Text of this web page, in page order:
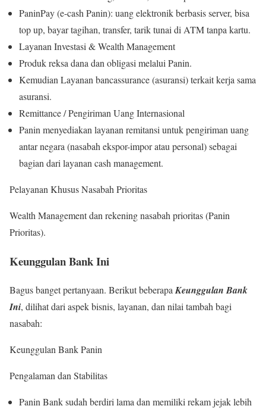
PaninPay (e-cash Panin): uang elektronik berbasis server, bisa
top up, bayar tagihan, transfer, tarik tunai di ATM tanpa kartu.
Layanan Investasi & Wealth Management
Produk reksa dana dan obligasi melalui Panin.
Kemudian Layanan bancassurance (asuransi) terkait kerja sama
asuransi.
Remittance / Pengiriman Uang Internasional
Panin menyediakan layanan remitansi untuk pengiriman uang
antar negara (nasabah ekspor-impor atau personal) sebagai
bagian dari layanan cash management.
Pelayanan Khusus Nasabah Prioritas
Wealth Management dan rekening nasabah prioritas (Panin
Prioritas).
Keunggulan Bank Ini
Bagus banget pertanyaan. Berikut beberapaKeunggulan Bank
Ini, dilihat dari aspek bisnis, layanan, dan nilai tambah bagi
nasabah:
Keunggulan Bank Panin
Pengalaman dan Stabilitas
Panin Bank sudah berdiri lama dan memiliki rekam jejak lebih